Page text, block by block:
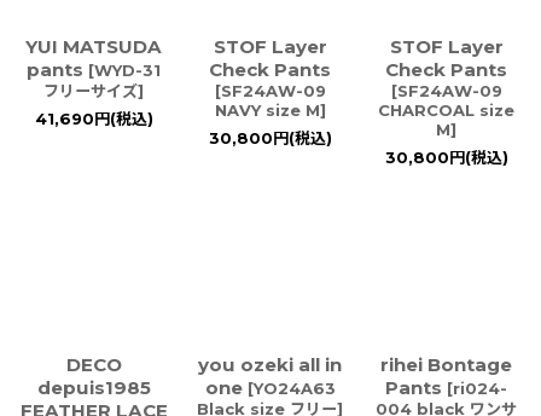
YUI MATSUDA
pants [WYD-31
フリーサイズ]
41,690円(税込)
STOF Layer
Check Pants
[SF24AW-09
NAVY size M]
30,800円(税込)
STOF Layer
Check Pants
[SF24AW-09
CHARCOAL size
M]
30,800円(税込)
DECO
depuis1985
FEATHER LACE
you ozeki all in
one [YO24A63
Black size フリー]
rihei Bontage
Pants [ri024-
004 black ワンサ